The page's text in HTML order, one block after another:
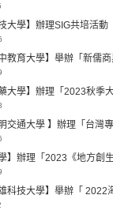
大學】辦理SIG共培活
教育大學】舉辦「新儒
大學】辦理「2023秋季
交通大學 】辦理「台灣
】辦理「2023《地方創
科技大學】舉辦「 2022